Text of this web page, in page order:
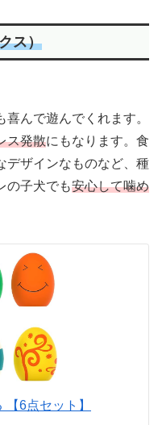
ス）
喜んで遊んでくれます。
ス発散にもなります。食
デザインなものなど、種
の子犬でも安心して噛め
6点セット】